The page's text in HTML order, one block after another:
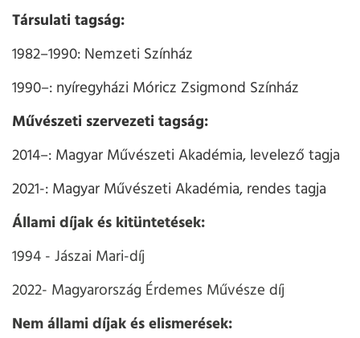
Társulati tagság:
1982–1990: Nemzeti Színház
1990–: nyíregyházi Móricz Zsigmond Színház
Művészeti szervezeti tagság:
2014–: Magyar Művészeti Akadémia, levelező tagja
2021-: Magyar Művészeti Akadémia, rendes tagja
Állami díjak és kitüntetések:
1994 - Jászai Mari-díj
2022- Magyarország Érdemes Művésze díj
Nem állami díjak és elismerések: